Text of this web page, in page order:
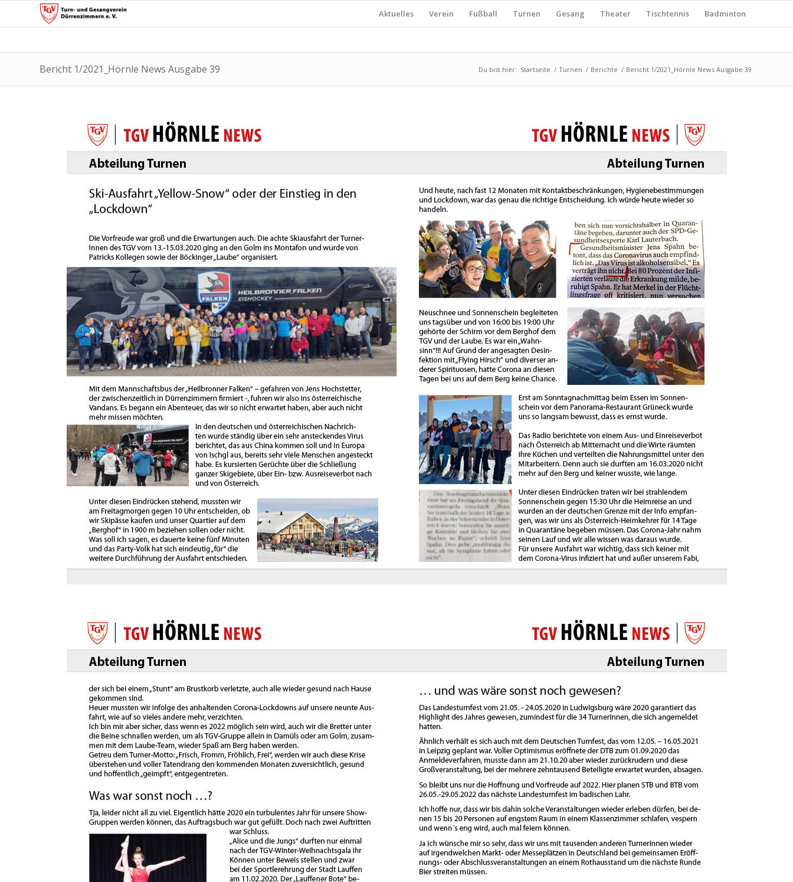
Aktuelles Verein Fußball Turnen Gesang Theater Tischtennis Badminton
Bericht 1/2021_Hörnle News Ausgabe 39 Du bist hier: Startseite / Turnen / Berichte / Bericht 1/2021_Hörnle News Ausgabe 39